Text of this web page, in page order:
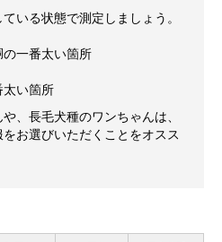
いる状態で測定しましょう。
一番太い箇所
太い箇所
、長毛犬種のワンちゃんは、
お選びいただくことをオスス